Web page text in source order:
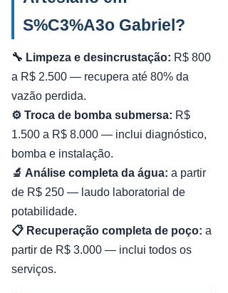
S%C3%A3o Gabriel?
🔧 Limpeza e desincrustação: R$ 800
a R$ 2.500 — recupera até 80% da
vazão perdida.
⚙️ Troca de bomba submersa: R$
1.500 a R$ 8.000 — inclui diagnóstico,
bomba e instalação.
🔬 Análise completa da água: a partir
de R$ 250 — laudo laboratorial de
potabilidade.
📋 Recuperação completa de poço: a
partir de R$ 3.000 — inclui todos os
serviços.